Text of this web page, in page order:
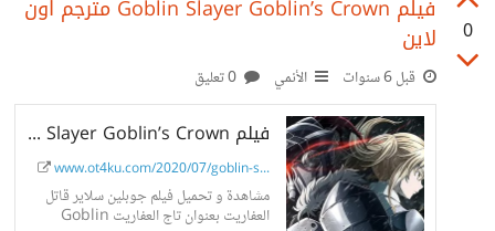
0
فيلم Goblin Slayer Goblin’s Crown مترجم اون
لاين
قبل 6 سنوات الأنمي
فيلم Goblin Slayer Goblin’s Crown مترجم اون لاين
www.ot4ku.com/2020/07/goblin-s...
مشاهدة و تحميل فيلم جوبلين سلاير قاتل
العفاريت بعنوان تاج العفاريت Goblin